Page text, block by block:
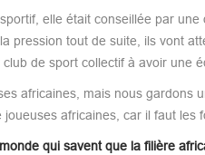
sportif, elle était conseillée par
pression tout de suite, ils vont
de sport collectif à avoir une
africaines, mais nous
africaines, car il faut les
qui savent que la filière